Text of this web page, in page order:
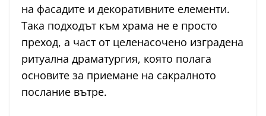
на фасадите и декоративните елементи.
Така подходът към храма не е просто
преход, а част от целенасочено изградена
ритуална драматургия, която полага
основите за приемане на сакралното
послание вътре.